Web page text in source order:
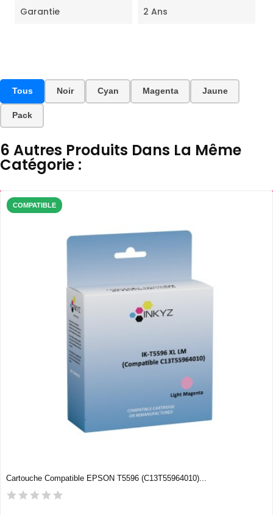
Garantie 2 Ans
Tous Noir Cyan Magenta Jaune
Pack
6 Autres Produits Dans La Même
Catégorie :
COMPATIBLE
Cartouche Compatible EPSON T5596 (C13T55964010)...